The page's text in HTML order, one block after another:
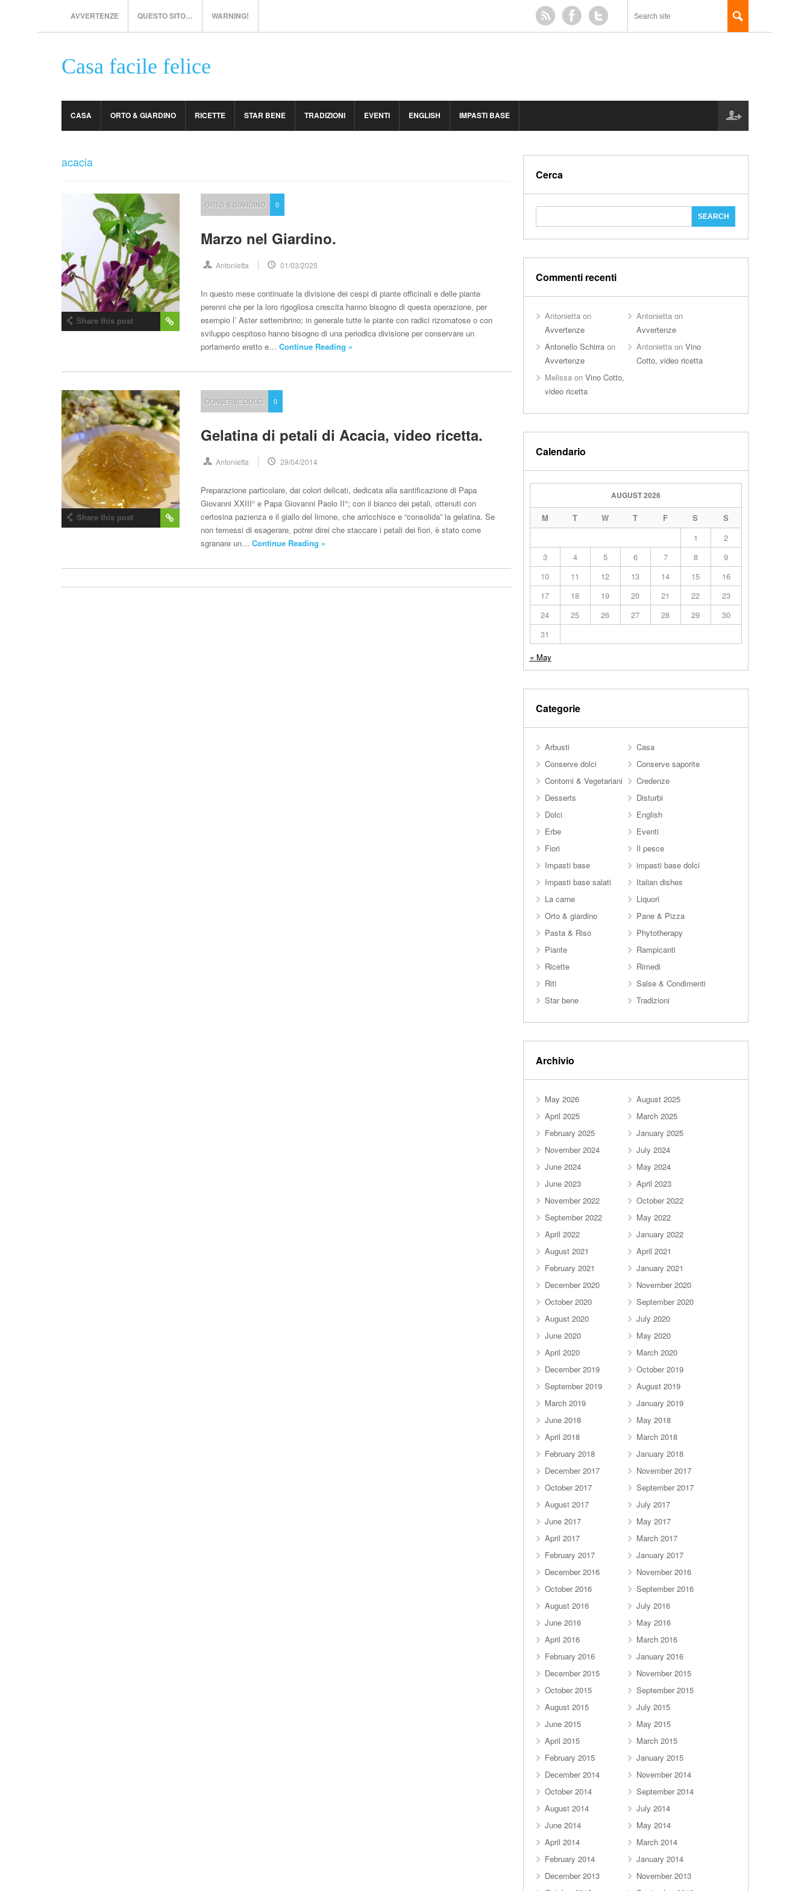
AVVERTENZE QUESTO SITO… WARNING!
Casa facile felice
CASA ORTO & GIARDINO RICETTE STAR BENE TRADIZIONI EVENTI ENGLISH IMPASTI BASE
acacia
Share this post
ORTO & GIARDINO 0
Marzo nel Giardino.
Antonietta 01/03/2025
In questo mese continuate la divisione dei cespi di piante officinali e delle piante
perenni che per la loro rigogliosa crescita hanno bisogno di questa operazione, per
esempio l’ Aster settembrino; in generale tutte le piante con radici rizomatose o con
sviluppo cespitoso hanno bisogno di una periodica divisione per conservare un
portamento eretto e…Continue Reading »
Share this post
CONSERVE DOLCI 0
Gelatina di petali di Acacia, video ricetta.
Antonietta 29/04/2014
Preparazione particolare, dai colori delicati, dedicata alla santificazione di Papa
Giovanni XXIII° e Papa Giovanni Paolo II°; con il bianco dei petali, ottenuti con
certosina pazienza e il giallo del limone, che arricchisce e “consolida” la gelatina. Se
non temessi di esagerare, potrei direi che staccare i petali dei fiori, è stato come
sgranare un…Continue Reading »
Cerca
Commenti recenti
Antoniettaon
Avvertenze
Antonietta on
Avvertenze
Antonello Schirraon
Avvertenze
Antonietta onVino
Cotto, video ricetta
Melissaon Vino Cotto,
video ricetta
Calendario
AUGUST 2026
M T W T F S
S
1
2
3
4 5 6 7 8
9
10
11 12 13 14 15
16
17
18 19 20 21 22
23
24
25 26 27 28 29
30
31
« May
Categorie
Arbusti
Casa
Conserve dolci
Conserve saporite
Contorni & Vegetariani
Credenze
Desserts
Disturbi
Dolci
English
Erbe
Eventi
Fiori
Il pesce
Impasti base
impasti base dolci
Impasti base salati
Italian dishes
La carne
Liquori
Orto & giardino
Pane & Pizza
Pasta & Riso
Phytotherapy
Piante
Rampicanti
Ricette
Rimedi
Riti
Salse & Condimenti
Star bene
Tradizioni
Archivio
May 2026
August 2025
April 2025
March 2025
February 2025
January 2025
November 2024
July 2024
June 2024
May 2024
June 2023
April 2023
November 2022
October 2022
September 2022
May 2022
April 2022
January 2022
August 2021
April 2021
February 2021
January 2021
December 2020
November 2020
October 2020
September 2020
August 2020
July 2020
June 2020
May 2020
April 2020
March 2020
December 2019
October 2019
September 2019
August 2019
March 2019
January 2019
June 2018
May 2018
April 2018
March 2018
February 2018
January 2018
December 2017
November 2017
October 2017
September 2017
August 2017
July 2017
June 2017
May 2017
April 2017
March 2017
February 2017
January 2017
December 2016
November 2016
October 2016
September 2016
August 2016
July 2016
June 2016
May 2016
April 2016
March 2016
February 2016
January 2016
December 2015
November 2015
October 2015
September 2015
August 2015
July 2015
June 2015
May 2015
April 2015
March 2015
February 2015
January 2015
December 2014
November 2014
October 2014
September 2014
August 2014
July 2014
June 2014
May 2014
April 2014
March 2014
February 2014
January 2014
December 2013
November 2013